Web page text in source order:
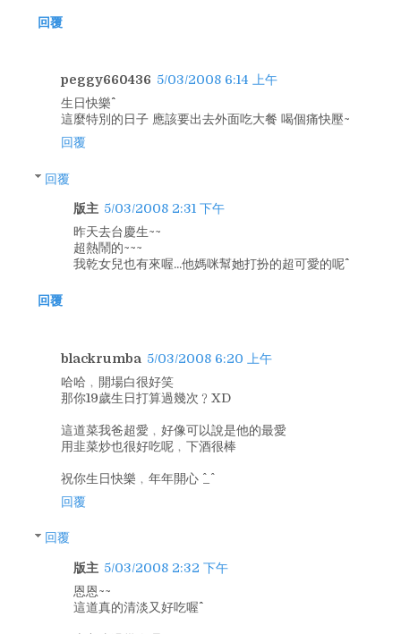
回覆
peggy660436 5/03/2008 6:14 上午
生日快樂^^
這麼特別的日子 應該要出去外面吃大餐 喝個痛快壓~
回覆
回覆
版主 5/03/2008 2:31 下午
昨天去台慶生~~
超熱鬧的~~~
我乾女兒也有來喔...他媽咪幫她打扮的超可愛的呢^^
回覆
blackrumba 5/03/2008 6:20 上午
哈哈﹐開場白很好笑
那你19歲生日打算過幾次﹖XD
這道菜我爸超愛﹐好像可以說是他的最愛
用韭菜炒也很好吃呢﹐下酒很棒
祝你生日快樂﹐年年開心 ^_^
回覆
回覆
版主 5/03/2008 2:32 下午
恩恩~~
這道真的清淡又好吃喔^^